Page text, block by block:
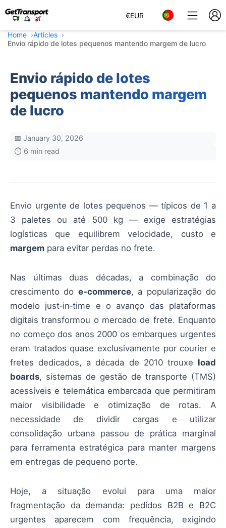
€EUR
Home
Articles
Envio rápido de lotes pequenos mantendo margem de lucro
Envio rápido de lotes
pequenos mantendo margem
de lucro
📅 January 30, 2026
⏱️ 6 min read
Envio urgente de lotes pequenos — típicos de 1 a
3 paletes ou até 500 kg — exige estratégias
logísticas que equilibrem velocidade, custo e
margem para evitar perdas no frete.
Nas últimas duas décadas, a combinação do
crescimento do e‑commerce, a popularização do
modelo just‑in‑time e o avanço das plataformas
digitais transformou o mercado de frete. Enquanto
no começo dos anos 2000 os embarques urgentes
eram tratados quase exclusivamente por courier e
fretes dedicados, a década de 2010 trouxe load
boards, sistemas de gestão de transporte (TMS)
acessíveis e telemática embarcada que permitiram
maior visibilidade e otimização de rotas. A
necessidade de dividir cargas e utilizar
consolidação urbana passou de prática marginal
para ferramenta estratégica para manter margens
em entregas de pequeno porte.
Hoje, a situação evolui para uma maior
fragmentação da demanda: pedidos B2B e B2C
urgentes aparecem com frequência, exigindo